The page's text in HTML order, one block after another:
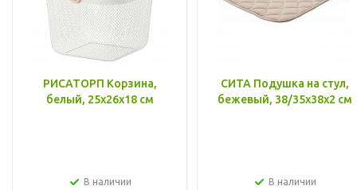
РИСАТОРП Корзина,
белый, 25x26x18 см
В наличии
СИТА Подушка на стул,
бежевый, 38/35x38x2 см
В наличии